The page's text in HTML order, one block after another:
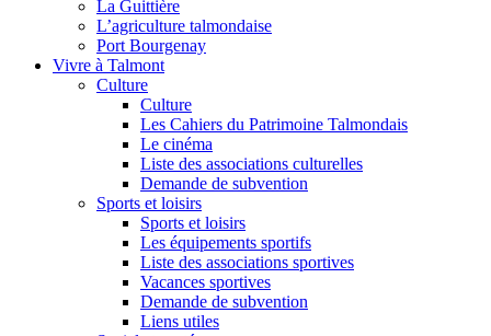
La Guittière
L’agriculture talmondaise
Port Bourgenay
Vivre à Talmont
Culture
Culture
Les Cahiers du Patrimoine Talmondais
Le cinéma
Liste des associations culturelles
Demande de subvention
Sports et loisirs
Sports et loisirs
Les équipements sportifs
Liste des associations sportives
Vacances sportives
Demande de subvention
Liens utiles